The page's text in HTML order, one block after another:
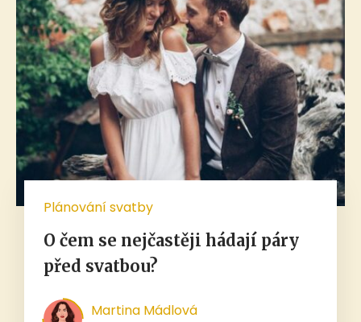
Plánování svatby
O čem se nejčastěji hádají páry
před svatbou?
Martina Mádlová